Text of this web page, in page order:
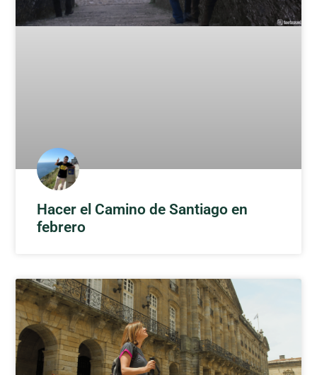
Hacer el Camino de Santiago en
febrero